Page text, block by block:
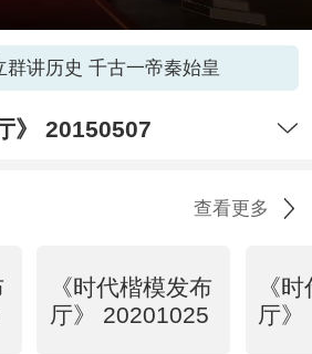
群讲历史 千古一帝秦始皇
》 20150507
查看更多
《时代楷模发布
厅》 20201025
《
厅》